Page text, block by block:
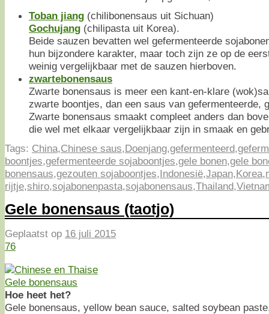
Toban jiang (chilibonensaus uit Sichuan)
Gochujang (chilipasta uit Korea).
Beide sauzen bevatten wel gefermenteerde
hun bijzondere karakter, maar toch zijn ze op de
weinig vergelijkbaar met de sauzen hierboven.
zwartebonensaus
Zwarte bonensaus is meer een kant-en-klare
zwarte boontjes, dan een saus van gefermenteerde,
Zwarte bonensaus smaakt compleet anders dan
die wel met elkaar vergelijkbaar zijn in smaak en
Tags: China,Chinese saus,Doenjang,gefermenteerd,
boontjes,gefermenteerde sojaboontjes,gele bonen,gele
bonensaus,gezouten sojaboontjes,Indonesië,Japan,Korea,
rijtje,shiro,sojabonenpasta,sojabonensaus,Thailand,
Gele bonensaus (taotjo)
Geplaatst op 16 juli 2015
76
Hoe heet het?
Gele bonensaus, yellow bean sauce, salted soybean